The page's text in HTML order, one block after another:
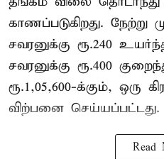
காணப்படுகிறது.
சவரனுக்கு ரூ.240
சவரனுக்கு ரூ.400
ரூ.1,05,600-க்கும், ஒரு
விற்பனை செய்யப்பட்டது.
Read